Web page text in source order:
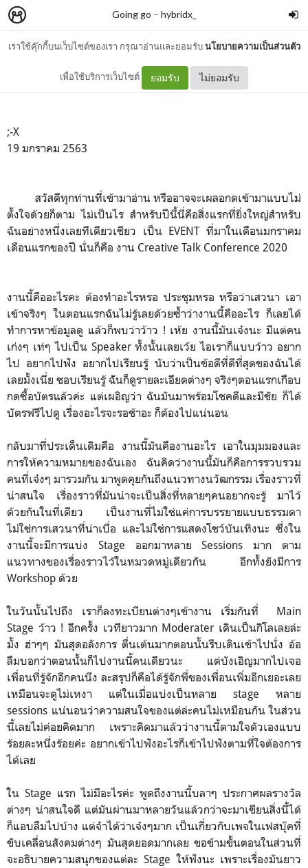
เราใช้คุ๊กกี้บนเว็บไซต์ของเรา กรุณาอ่านและยอมรับนโยบายความเป็นส่วนตัว
เพื่อใช้บริการเว็บไซต์ ยอมรับ ไม่ยอมรับ
Going go – hybridx_
CTC2020
;-X
19 มกราคม 2563
สวัสดีทุกท่านที่เข้ามาอ่าน หรืออาจจะเผลอกดเข้ามาแบบไม่
ตั้งใจด้วยก็ตาม ไม่เป็นไร สำหรับปีนี้นี่คือสิ่งแรกที่ยิ่งใหญ่สำหรับ
ฉันอย่างหนึ่งเลยทีเดียวเชียว เป็น EVENT ที่มาในเดือนมกราคม
เดือนแรกของปี นั่นก็คือ งาน Creative Talk Conference 2020
งานนี้คืออะไรคะ ต้องทำอะไรหรอ ประชุมหรอ หรือว่าเสวนา เอา
เข้าจริงๆ ในตอนแรกฉันไม่รู้เลยด้วยซ้ำว่างานนี้คืออะไร ก็เลยได้
ทำการหาข้อมูลดู แล้วก็พบว่าว้าว ! เห้ย งานนี้มันเจ๋งนะ มีแต่คน
เก่งๆ เท่ๆ ไปเป็น Speaker ทั้งนั้นเลยเว้ย ไอเราก็แบบว้าว อยาก
ไป อยากไปฟัง อยากไปเรียนรู้ นับว่าเป็นข้อดีที่ดีที่สุดของฉันได้
เลยมั้งเนี่ย ชอบเรียนรู้ ฉัันก็ดูรายละเอียดต่างๆ จริงๆตอนแรกเกือบ
กดซื้อบัตรแล้วค่ะ แต่เผอิญว่า ฉันมันมาพร้อมโชคดีและมีชัย ก็ได้
บัตรฟรีไปดู เรื่องอะไรจะรอช้าอะ ก็ต้องไปแน่นอน
กลับมาที่ประเด็นเดิมคือ งานนี้มันคืองานอะไร เอาในมุมมองและ
การให้ความหมายของฉันเอง ฉันคิดว่างานนี้มันก็คือการรวบรวม
คนที่เจ๋งๆ มารวมกัน มาพูดคุยกันถึงแนวทางนวัฒกรรม เรื่องราวที่
น่าสนใจ เรื่องราวที่มันน่าจะเป็นสิ่งที่หลายๆคนอยากจะรู้ มาไว้
ด้วยกันในที่เดียว เป็นงานที่ไม่ใช่แค่การบรรยายแบบธรรมดา
ไม่ใช่การเสวนาที่น่าเบื่อ และไม่ใช่การแสดงโชว์บันเทิงนะ ซึ่งใน
งานนี้จะมีการแบ่ง Stage ออกมาหลาย Sessions มาก ตาม
แนวทางของเรื่องราวไว้ในหมวดหมู่เดียวกัน อีกทั้งยังมีการ
Workshop ด้วย
ในวันนั้นไปถึง เราก็ลงทะเบียนต่างๆเข้างาน เริ่มกันที่ Main
Stage ว้าว ! อีกครั้ง เวทียาวมาก Moderater เดินเป็นกิโลเลยล่ะ
มั้ง ฮ่าๆๆ มันสุดอลังการ ตื่นเต้นมากตอนนั้นรีบเดินเข้าไปนั่ง อ้อ
ลืมบอกว่าตอนนั้นก็ไปงานนี้คนเดียวนะ แต่บังเอิญมากไปเจอ
เพื่อนที่รู้จักอีกคนนึง ละสรุปก็คือได้รู้จักพี่ของเพื่อนเพิ่มอีกเยอะเลย
เหมือนจะดูไม่เหงา แต่ในเมื่อแบ่งเป็นหลาย stage หลาย
sessions แน่นอนว่าความสนใจของแต่ล่ะคนไม่เหมือนกัน ในส่วน
นี้เลยไม่ค่อยคิดมาก เพราะคิดมาแล้วว่างานนี้ตามใจตัวเองแบบ
ร้อยละหนึ่งร้อยค่ะ อยากเข้าไปฟังอะไรก็เข้าไปฟังตามที่ใจต้องการ
ได้เลย
ใน Stage แรก ไม่มีอะไรค่ะ พูดถึงงานนี้บลาๆ ประกาศผลรางวัล
ต่างๆ น่าสนใจดี แต่มันผ่านมาหลายวันแล้วกว่าจะมาเขียนสิ่งนี้ได้
ก็แอบลืมไปบ้าง แต่จำได้ว่าเจ๋งๆมาก เป็นเกี่ยวกับเพจในเฟสบุ๊คที่
ขับเคลื่อนสังคมต่างๆ มันสุดยอดมากเลย ขอข้ามขั้นตอนในส่วนที่
จะอธิบายความสนุกของแต่ละ Stage ให้ฟังนะ เพราะเรื่องมันยาว